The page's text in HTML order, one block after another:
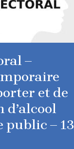
–
et de
public – 13